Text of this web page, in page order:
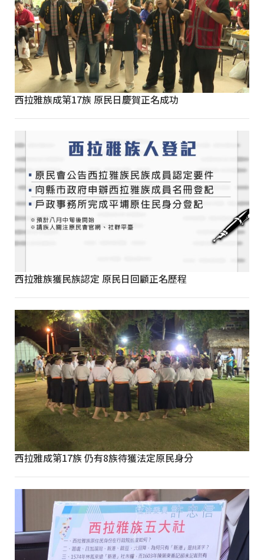
西拉雅族成第17族 原民日慶賀正名成功
西拉雅族獲民族認定 原民日回顧正名歷程
西拉雅成第17族 仍有8族待獲法定原民身分